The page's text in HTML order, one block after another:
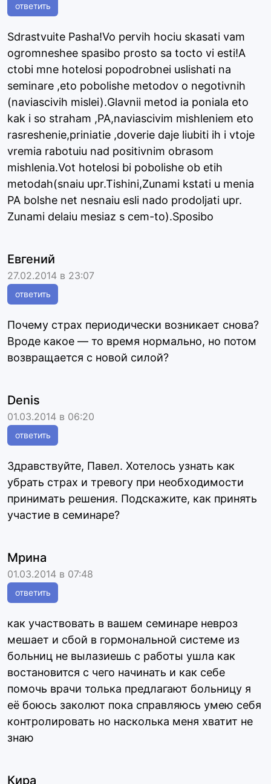
ответить
Sdrastvuite Pasha!Vo pervih hociu skasati vam
ogromneshee spasibo prosto sa tocto vi esti!A
ctobi mne hotelosi popodrobnei uslishati na
seminare ,eto pobolishe metodov o negotivnih
(naviascivih mislei).Glavnii metod ia poniala eto
kak i so straham ,PA,naviascivim mishleniem eto
rasreshenie,priniatie ,doverie daje liubiti ih i vtoje
vremia rabotuiu nad positivnim obrasom
mishlenia.Vot hotelosi bi pobolishe ob etih
metodah(snaiu upr.Tishini,Zunami kstati u menia
PA bolshe net nesnaiu esli nado prodoljati upr.
Zunami delaiu mesiaz s cem-to).Sposibo
Евгений
27.02.2014 в 23:07
ответить
Почему страх периодически возникает снова?
Вроде какое — то время нормально, но потом
возвращается с новой силой?
Denis
01.03.2014 в 06:20
ответить
Здравствуйте, Павел. Хотелось узнать как
убрать страх и тревогу при необходимости
принимать решения. Подскажите, как принять
участие в семинаре?
Мрина
01.03.2014 в 07:48
ответить
как участвовать в вашем семинаре невроз
мешает и сбой в гормональной системе из
больниц не вылазиешь с работы ушла как
востановится с чего начинать и как себе
помочь врачи толька предлагают больницу я
её боюсь заколют пока справляюсь умею себя
контролировать но насколька меня хватит не
знаю
Кира